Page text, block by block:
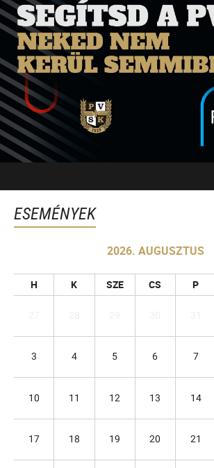
ESEMÉNYEK
2026. AUGUSZTUS
H K SZE CS P
3 4 5 6 7
10 11 12 13 14
17 18 19 20 21